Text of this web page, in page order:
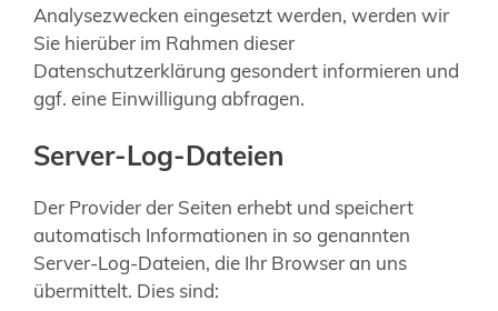
Analysezwecken eingesetzt werden, werden wir
Sie hierüber im Rahmen dieser
Datenschutzerklärung gesondert informieren und
ggf. eine Einwilligung abfragen.
Server-Log-Dateien
Der Provider der Seiten erhebt und speichert
automatisch Informationen in so genannten
Server-Log-Dateien, die Ihr Browser an uns
übermittelt. Dies sind: